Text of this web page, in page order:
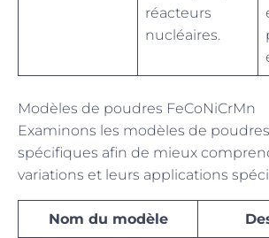
réacteurs
nucléaires.
Modèles de poudres FeCoNiCrMn
Examinons les modèles de
spécifiques afin de mieux
variations et leurs applications
Nom du modèle